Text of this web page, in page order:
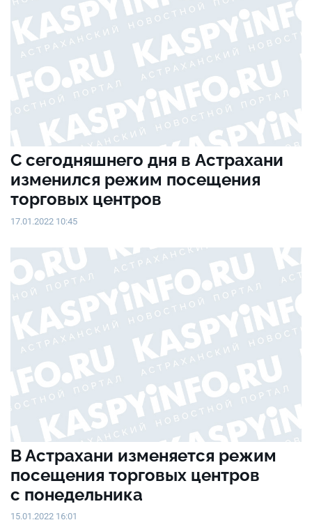
С сегодняшнего дня в Астрахани
изменился режим посещения
торговых центров
17.01.2022 10:45
В Астрахани изменяется режим
посещения торговых центров
с понедельника
15.01.2022 16:01